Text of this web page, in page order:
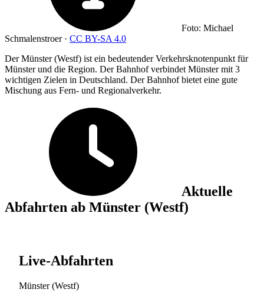
Foto: Michael
Schmalenstroer · CC BY-SA 4.0
Der Münster (Westf) ist ein bedeutender Verkehrsknotenpunkt für
Münster und die Region. Der Bahnhof verbindet Münster mit 3
wichtigen Zielen in Deutschland. Der Bahnhof bietet eine gute
Mischung aus Fern- und Regionalverkehr.
Aktuelle
Abfahrten ab Münster (Westf)
Live-Abfahrten
Münster (Westf)